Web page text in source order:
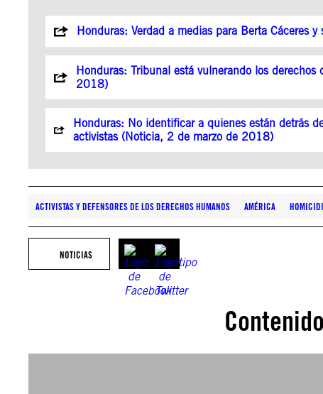
Honduras: Verdad a medias para Berta
Honduras: Tribunal está vulnerando los
2018)
Honduras: No identificar a quienes están detrás
activistas (Noticia, 2 de marzo de 2018)
ACTIVISTAS Y DEFENSORES DE LOS DERECHOS HUMANOS AMÉRICA
NOTICIAS